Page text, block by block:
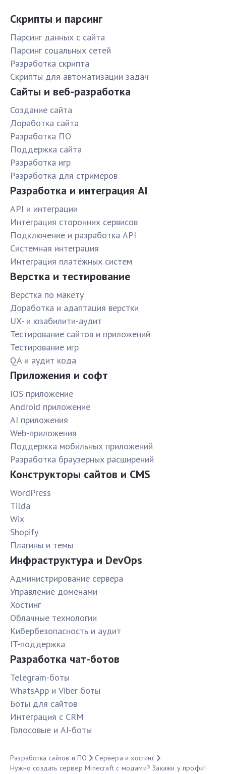
Скрипты и парсинг
Парсинг данных с сайта
Парсинг соцальных сетей
Разработка скрипта
Скрипты для автоматизации задач
Сайты и веб-разработка
Создание сайта
Доработка сайта
Разработка ПО
Поддержка сайта
Разработка игр
Разработка для стримеров
Разработка и интеграция AI
API и интеграции
Интеграция сторонних сервисов
Подключение и разработка API
Системная интеграция
Интеграция платёжных систем
Верстка и тестирование
Верстка по макету
Доработка и адаптация верстки
UX- и юзабилити-аудит
Тестирование сайтов и приложений
Тестирование игр
QA и аудит кода
Приложения и софт
IOS приложение
Android приложение
AI приложения
Web-приложения
Поддержка мобильных приложений
Разработка браузерных расширений
Конструкторы сайтов и CMS
WordPress
Tilda
Wix
Shopify
Плагины и темы
Инфраструктура и DevOps
Администрирование сервера
Управление доменами
Хостинг
Облачные технологии
Кибербезопасность и аудит
IT-поддержка
Разработка чат-ботов
Telegram-боты
WhatsApp и Viber боты
Боты для сайтов
Интеграция с CRM
Голосовые и AI-боты
Разработка сайтов и ПО
Сервера и хостинг
Нужно создать сервер Minecraft с модами? Закажи у профи!